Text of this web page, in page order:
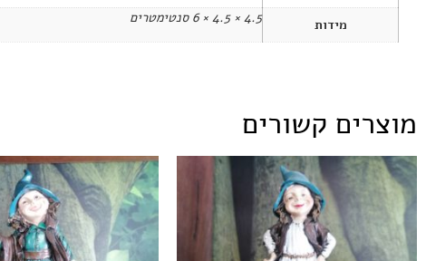
מידות 4.5 × 4.5 × 6 סנטימטרים
מוצרים קשורים